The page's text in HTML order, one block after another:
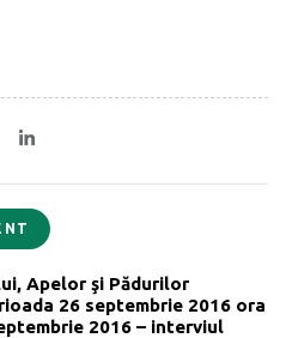
Apelor şi Pădurilor
26 septembrie 2016 ora
2016 – interviul